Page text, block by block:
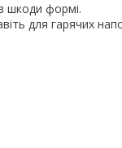
шкоди формі.
для гарячих